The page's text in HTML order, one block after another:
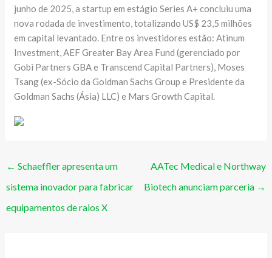
junho de 2025, a startup em estágio Series A+ concluiu uma
nova rodada de investimento, totalizando US$ 23,5 milhões
em capital levantado. Entre os investidores estão: Atinum
Investment, AEF Greater Bay Area Fund (gerenciado por
Gobi Partners GBA e Transcend Capital Partners), Moses
Tsang (ex-Sócio da Goldman Sachs Group e Presidente da
Goldman Sachs (Ásia) LLC) e Mars Growth Capital.
← Schaeffler apresenta um
sistema inovador para fabricar
equipamentos de raios X
AATec Medical e Northway
Biotech anunciam parceria →